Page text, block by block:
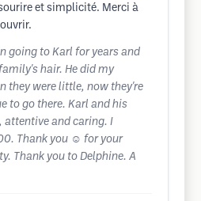
et simplicité. Merci à
going to Karl for years and
hair. He did my
they were little, now they're
to go there. Karl and his
attentive and caring. I
Thank you ☺️ for your
Thank you to Delphine. A